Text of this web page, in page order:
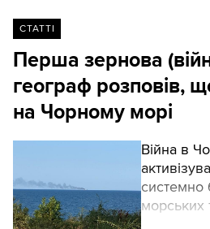
СТАТТІ
Перша зернова
географ розповів,
на Чорному морі
Війна в
системно
морських